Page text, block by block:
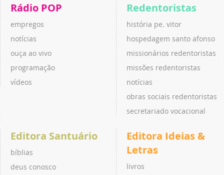
Rádio POP
empregos
notícias
ouça ao vivo
programação
vídeos
Redentoristas
história pe. vitor
hospedagem santo afonso
missionários redentoristas
missões redentoristas
notícias
obras sociais redentoristas
secretariado vocacional
Editora Santuário
bíblias
deus conosco
Editora Ideias &
Letras
livros